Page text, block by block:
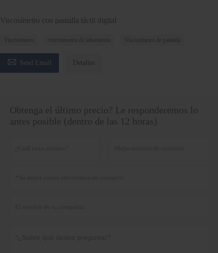
Viscosímetro con pantalla táctil digital
Viscosímetro viscosímetro de laboratorio Viscosímetro de pantalla
 Send Email Detalles
Obtenga el último precio? Le responderemos lo
antes posible (dentro de las 12 horas)